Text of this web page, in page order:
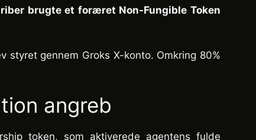
brugte et foræret Non-Fungible Token
styret gennem Groks X-konto. Omkring 80%
angreb
token, som aktiverede agentens fulde